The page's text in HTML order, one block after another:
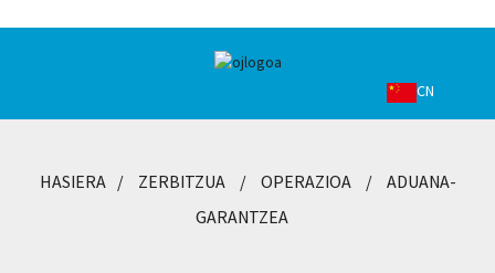
CN
HASIERA ZERBITZUA OPERAZIOA
ADUANA-
GARANTZEA